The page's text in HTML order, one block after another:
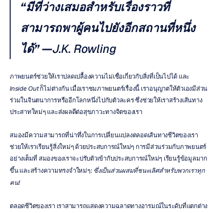
“มีที่ว่างเสมอสำหรับเรื่องราวที่
สามารถพาผู้คนไปยังอีกสถานที่หนึ่ง
ได้” —J.K. Rowling
Inside Out ก็ไม่ต่างกัน เมื่อเราชมภาพยนตร์เรื่องนี้ เราอนุญาตให้ตัวเองมีส่วน
ร่วมในจินตนาการหรืออีกโลกหนึ่งไปกับตัวละคร ซึ่งช่วยให้เราสร้างเส้นทาง
ประสาทใหม่ๆ และส่งผลดีต่อสุขภาวะทางจิตของเรา
สมองมีความสามารถที่น่าทึ่งในการเปลี่ยนแปลงตลอดเส้นทางชีวิตของเรา
ช่วยให้เราเรียนรู้สิ่งใหม่ๆ ด้วยประสบการณ์ใหม่ๆ การมีส่วนร่วมกับภาพยนตร์
อย่างเต็มที่ สมองของเราจะปรับตัวเข้ากับประสบการณ์ใหม่ๆ เรียนรู้ข้อมูลมาก
ขึ้น และสร้างความทรงจำใหม่ๆ: ซึ่งเป็นส่วนผสมที่ชนะเลิศสำหรับพวกเราทุก
คน!
ตลอดชีวิตของเรา เราสามารถแสดงความฉลาดทางอารมณ์ในระดับที่แตกต่าง